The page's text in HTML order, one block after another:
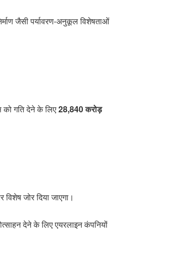
जैसी पर्यावरण-अनुकूल विशेषताओं
को गति देने के लिए28,840 करोड़
जोर दिया जाएगा।
देने के लिए एयरलाइन कंपनियों